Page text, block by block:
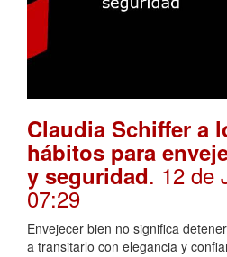
Claudia Schiffer a
hábitos para
y seguridad. 12 de
07:29
Envejecer bien no significa
a transitarlo con elegancia y